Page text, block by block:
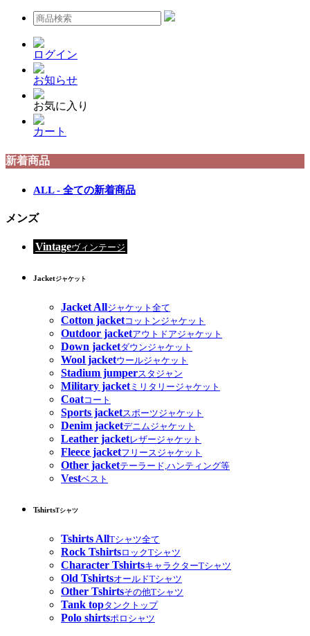
ログイン
お知らせ
お気に入り
カート
新着商品
ALL - 全ての新着商品
メンズ
Vintageヴィンテージ
Jacketジャケット
Jacket Allジャケット全て
Cotton jacketコットンジャケット
Outdoor jacketアウトドアジャケット
Down jacketダウンジャケット
Wool jacketウールジャケット
Stadium jumperスタジャン
Military jacketミリタリージャケット
Coatコート
Sports jacketスポーツジャケット
Denim jacketデニムジャケット
Leather jacketレザージャケット
Fleece jacketフリースジャケット
Other jacketテーラード,ハンティング等
Vestベスト
TshirtsTシャツ
Tshirts AllTシャツ全て
Rock TshirtsロックTシャツ
Character TshirtsキャラクターTシャツ
Old TshirtsオールドTシャツ
Other Tshirtsその他Tシャツ
Tank topタンクトップ
Polo shirtsポロシャツ